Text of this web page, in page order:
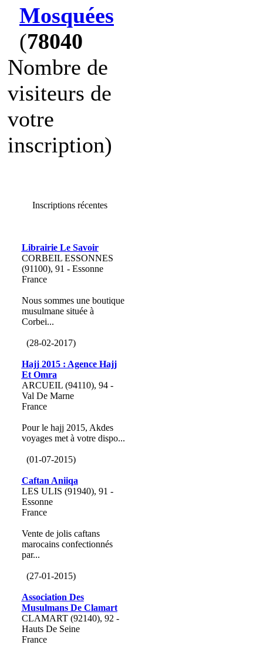
Mosquées
(78040
Nombre de
visiteurs de
votre
inscription)
Inscriptions récentes
Librairie Le Savoir
CORBEIL ESSONNES
(91100), 91 - Essonne
France
Nous sommes une boutique
musulmane située à
Corbei...
(28-02-2017)
Hajj 2015 : Agence Hajj
Et Omra
ARCUEIL (94110), 94 -
Val De Marne
France
Pour le hajj 2015, Akdes
voyages met à votre dispo...
(01-07-2015)
Caftan Aniiqa
LES ULIS (91940), 91 -
Essonne
France
Vente de jolis caftans
marocains confectionnés
par...
(27-01-2015)
Association Des
Musulmans De Clamart
CLAMART (92140), 92 -
Hauts De Seine
France